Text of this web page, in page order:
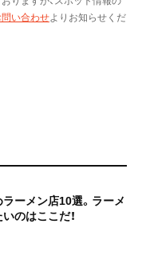
い合わせよりお知らせくだ
ーメン店10選。ラーメ
のはここだ！